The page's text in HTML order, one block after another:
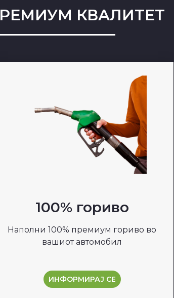
КВАЛИТЕТ
100% гориво
Наполни 100% премиум гориво во
вашиот автомобил
ИНФОРМИРАЈ СЕ